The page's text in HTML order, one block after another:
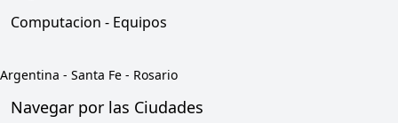
Computacion - Equipos
Argentina - Santa Fe - Rosario
Navegar por las Ciudades